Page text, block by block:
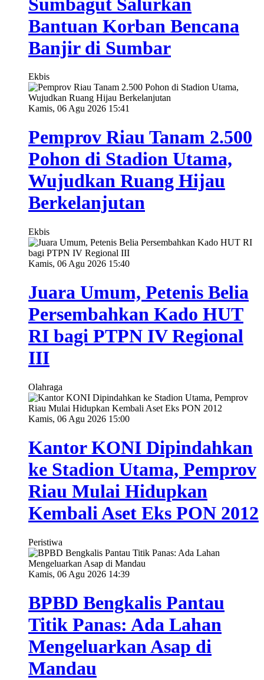
Bantuan Korban Bencana
Banjir di Sumbar
Ekbis
Kamis, 06 Agu 2026 15:41
Pemprov Riau Tanam 2.500
Pohon di Stadion Utama,
Wujudkan Ruang Hijau
Berkelanjutan
Ekbis
Kamis, 06 Agu 2026 15:40
Juara Umum, Petenis Belia
Persembahkan Kado HUT
RI bagi PTPN IV Regional
III
Olahraga
Kamis, 06 Agu 2026 15:00
Kantor KONI Dipindahkan
ke Stadion Utama, Pemprov
Riau Mulai Hidupkan
Kembali Aset Eks PON 2012
Peristiwa
Kamis, 06 Agu 2026 14:39
BPBD Bengkalis Pantau
Titik Panas: Ada Lahan
Mengeluarkan Asap di
Mandau